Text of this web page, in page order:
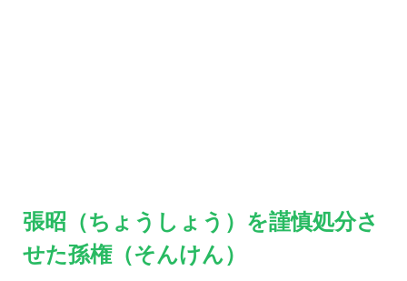
張昭（ちょうしょう）を謹慎処分さ
せた孫権（そんけん）